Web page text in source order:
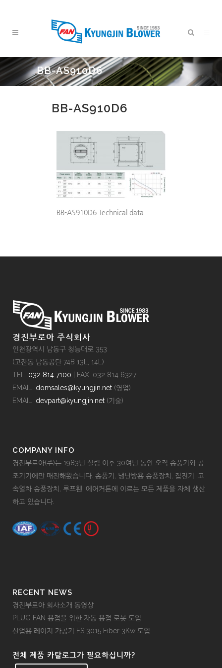
BB-AS910D6
BB-AS910D6
BB-AS910D6 Technical data
경진부로아 주식회사
인천광역시 남동구 청능대로 353
(고잔동 남동공단 74B 13L, 14L)
TEL. 032 814 7100 | FAX. 032 814 6327
EMAIL. domsales@kyungjin.net (영업)
EMAIL. devpart@kyungjin.net (기술)
COMPANY INFO
경진부로아(주)는 1983년 설립 이후 30여년 동안 오직 송풍기와 공
조기기에만 매진해왔습니다. 송풍기, 냉난방용 송풍장치, 집진기, 고
속열차 송풍장치, 루프휀, 에어커튼에 이르는 모든 제품을 자체 생산
하고 있습니다.
RECENT NEWS
경진부로아 회사소개 동영상
PLUG FAN 용접을 위한 자동 용접 로봇 도입
산업용 레이저 가공기 FS 3015 Fiber 3Kw 도입
전체 제품 카탈로그가 필요하십니까?